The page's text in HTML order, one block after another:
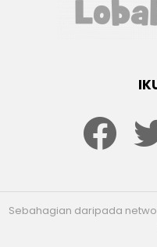
Sebahagian daripada